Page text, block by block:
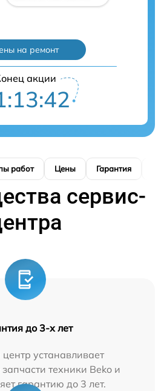
на ремонт
акции
работ Цены Гарантия
сервис-
до 3-х лет
устанавливает
техники Beko и
гарантию до 3 лет.